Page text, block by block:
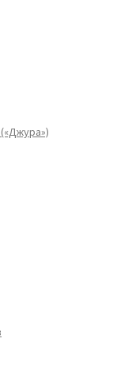
(«Джура»)